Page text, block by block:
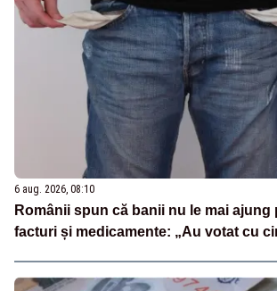
6 aug. 2026, 08:10
Românii spun că banii nu le mai ajung
facturi și medicamente: „Au votat cu